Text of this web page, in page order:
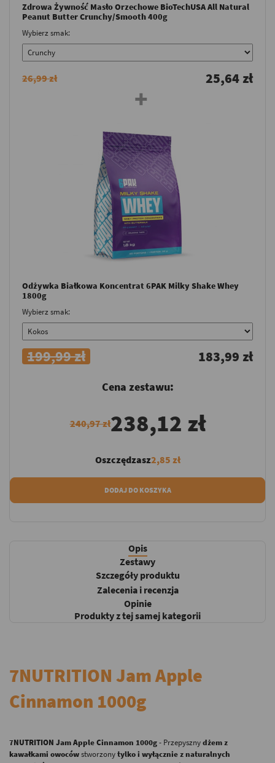
Zdrowa Żywność Masło Orzechowe BioTechUSA All Natural
Peanut Butter Crunchy/Smooth 400g
Wybierz smak:
26,99 zł 25,64 zł
Odżywka Białkowa Koncentrat 6PAK Milky Shake Whey
1800g
Wybierz smak:
199,99 zł 183,99 zł
Cena zestawu:
240,97 zł238,12 zł
Oszczędzasz2,85 zł
DODAJ DO KOSZYKA
Opis
Zestawy
Szczegóły produktu
Zalecenia i recenzja
Opinie
Produkty z tej samej kategorii
7NUTRITION Jam Apple
Cinnamon 1000g
7NUTRITION Jam Apple Cinnamon 1000g- Przepysznydżem z
kawałkami owocówstworzonytylko i wyłącznie z naturalnych